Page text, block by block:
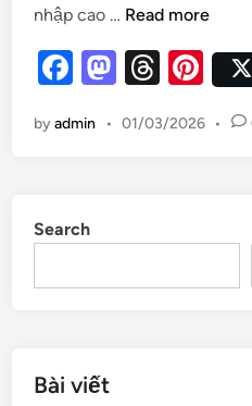
nhập cao … Read more
F
c
o
o
M
to
n
T
e
s
Pi
er
byadmin • 01/03/2026 •
Search
Bài viết